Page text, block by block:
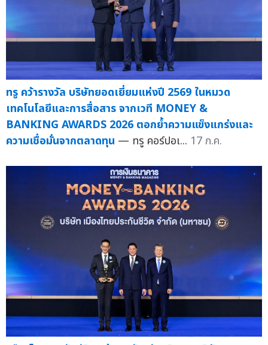
ทรู คว้ารางวัล บริษัทยอดเยี่ยมแห่งปี 2569 ในหมวด
เทคโนโลยีและการสื่อสาร จากเวที MONEY &
BANKING AWARDS 2026 ตอกย้ำความแข็งแกร่งและ
ความเชื่อมั่นจากตลาดทุน — ทรู คอร์ปอเ... 17 ก.ค.